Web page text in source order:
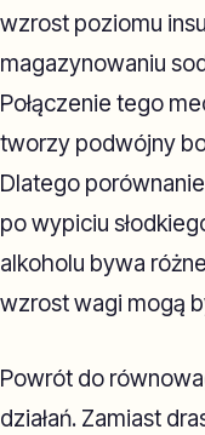
wzrost poziomu
magazynowaniu
Połączenie tego
tworzy podwójny
Dlatego
po wypiciu
alkoholu bywa
wzrost wagi mogą
Powrót do
działań. Zamiast